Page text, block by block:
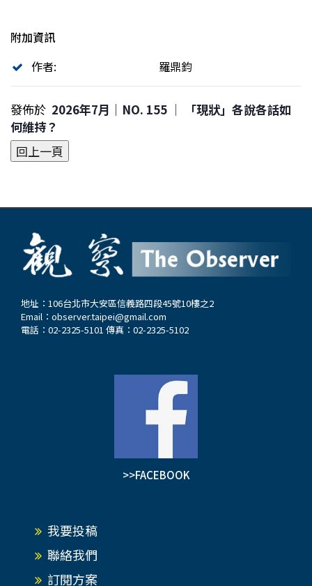
附加資訊
作者:
羅鼎鈞
發佈於 2026年7月｜NO. 155 │ 「現狀」各說各話如
何維持？
地址：106台北市大安區信義路四段45號10樓之2
Email： observer.taipei@gmail.com
電話：02-2325-5101 傳真：02-2325-5102
>>FACEBOOK
我要投稿
聯絡我們
訂閱方案